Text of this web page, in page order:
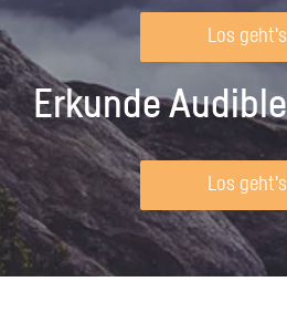
Los geht's
Erkunde Audible
Los geht's